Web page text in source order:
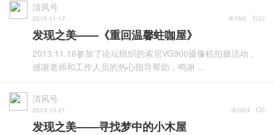
清风号
2013-11-17 12
1805
发现之美——《重回温馨蛀咖屋》
2013.11.16参加了论坛组织的索尼VG900摄像机拍摄活动，
感谢老师和工作人员的热心指导帮助，鸣谢 ...
清风号
2013-10-31 5
1024
发现之美——寻找梦中的小木屋